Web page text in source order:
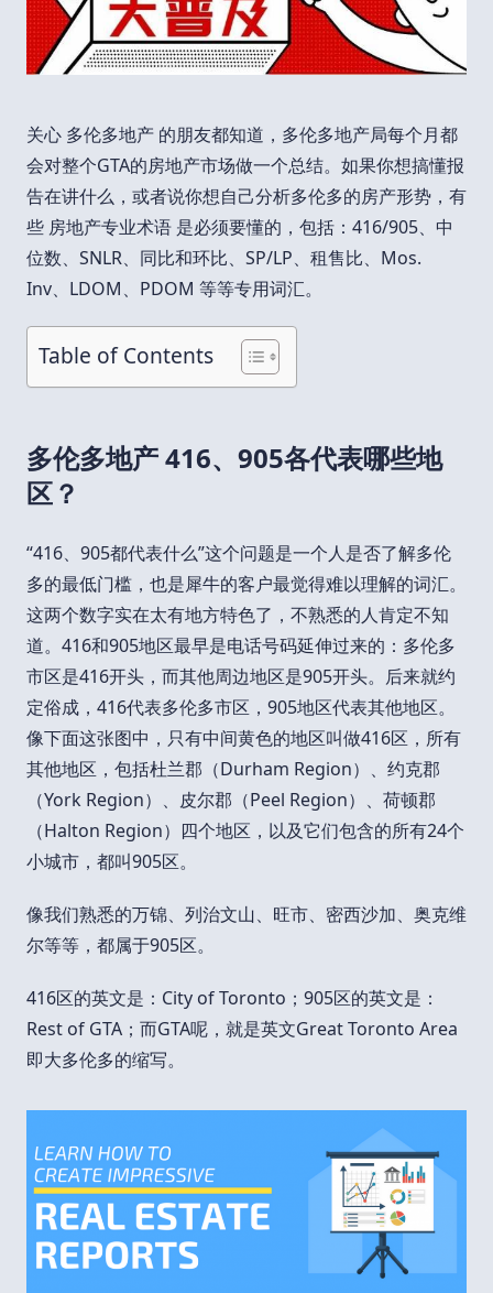
关心 多伦多地产 的朋友都知道，多伦多地产局每个月都
会对整个GTA的房地产市场做一个总结。如果你想搞懂报
告在讲什么，或者说你想自己分析多伦多的房产形势，有
些 房地产专业术语 是必须要懂的，包括：416/905、中
位数、SNLR、同比和环比、SP/LP、租售比、Mos.
Inv、LDOM、PDOM 等等专用词汇。
Table of Contents
多伦多地产 416、905各代表哪些地
区？
“416、905都代表什么”这个问题是一个人是否了解多伦
多的最低门槛，也是犀牛的客户最觉得难以理解的词汇。
这两个数字实在太有地方特色了，不熟悉的人肯定不知
道。416和905地区最早是电话号码延伸过来的：多伦多
市区是416开头，而其他周边地区是905开头。后来就约
定俗成，416代表多伦多市区，905地区代表其他地区。
像下面这张图中，只有中间黄色的地区叫做416区，所有
其他地区，包括杜兰郡（Durham Region）、约克郡
（York Region）、皮尔郡（Peel Region）、荷顿郡
（Halton Region）四个地区，以及它们包含的所有24个
小城市，都叫905区。
像我们熟悉的万锦、列治文山、旺市、密西沙加、奥克维
尔等等，都属于905区。
416区的英文是：City of Toronto；905区的英文是：
Rest of GTA；而GTA呢，就是英文Great Toronto Area
即大多伦多的缩写。